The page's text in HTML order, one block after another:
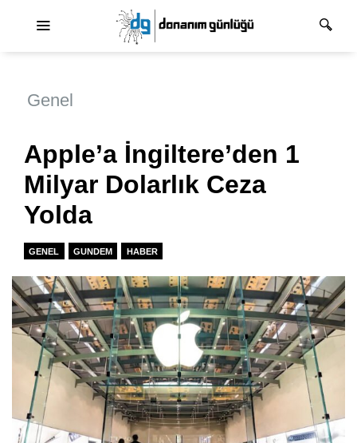
Genel
Apple’a İngiltere’den 1
Milyar Dolarlık Ceza
Yolda
GENEL GUNDEM HABER